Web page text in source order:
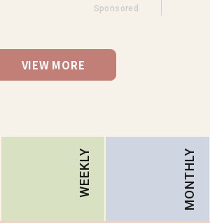
Sponsored
VIEW MORE
WEEKLY MONTHLY